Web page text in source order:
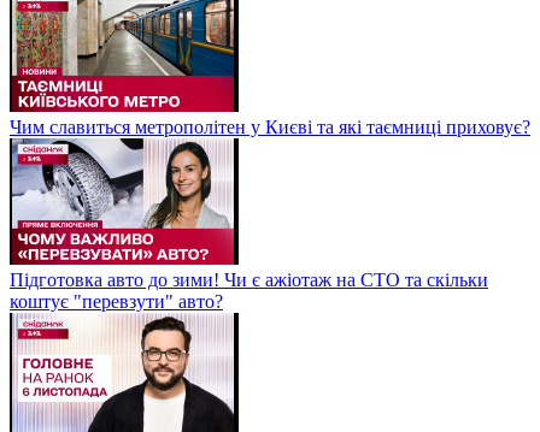
Чим славиться метрополітен у Києві та які таємниці приховує?
Підготовка авто до зими! Чи є ажіотаж на СТО та скільки
коштує "перевзути" авто?